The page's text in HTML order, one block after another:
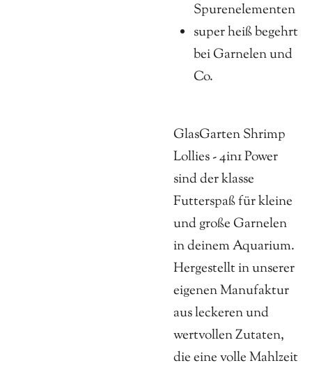
Spurenelementen
super heiß begehrt
bei Garnelen und
Co.
GlasGarten Shrimp
Lollies - 4in1 Power
sind der klasse
Futterspaß für kleine
und große Garnelen
in deinem Aquarium.
Hergestellt in unserer
eigenen Manufaktur
aus leckeren und
wertvollen Zutaten,
die eine volle Mahlzeit